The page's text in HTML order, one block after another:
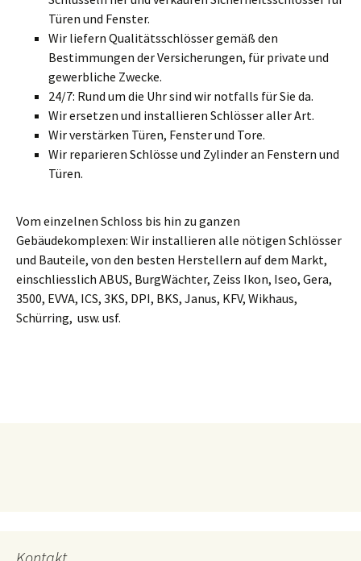
Türen und Fenster.
Wir liefern Qualitätsschlösser gemäß den
Bestimmungen der Versicherungen, für private und
gewerbliche Zwecke.
24/7: Rund um die Uhr sind wir notfalls für Sie da.
Wir ersetzen und installieren Schlösser aller Art.
Wir verstärken Türen, Fenster und Tore.
Wir reparieren Schlösse und Zylinder an Fenstern und
Türen.
Vom einzelnen Schloss bis hin zu ganzen
Gebäudekomplexen: Wir installieren alle nötigen Schlösser
und Bauteile, von den besten Herstellern auf dem Markt,
einschliesslich ABUS, BurgWächter, Zeiss Ikon, Iseo, Gera,
3500, EVVA, ICS, 3KS, DPI, BKS, Janus, KFV, Wikhaus,
Schürring, usw. usf.